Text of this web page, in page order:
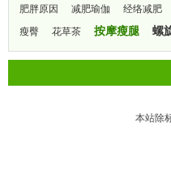
肥胖原因 减肥瑜伽 经络减肥
瘦臀
花草茶 按摩瘦腿 螺
本站除